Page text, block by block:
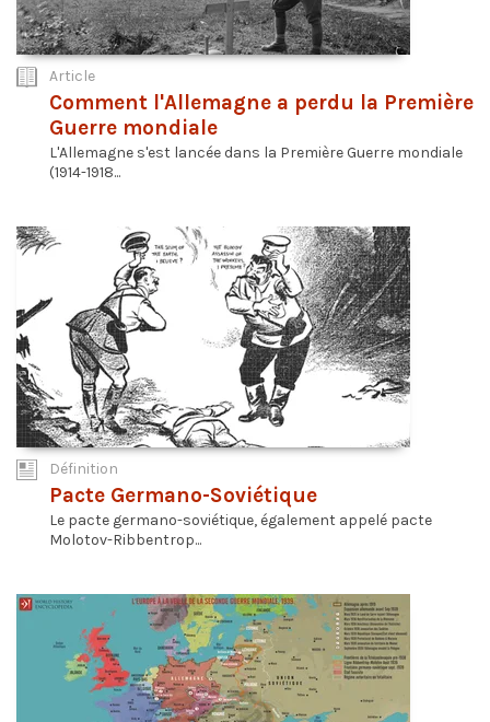
Article
Comment l'Allemagne a perdu la Première
Guerre mondiale
L'Allemagne s'est lancée dans la Première Guerre mondiale
(1914-1918...
Définition
Pacte Germano-Soviétique
Le pacte germano-soviétique, également appelé pacte
Molotov-Ribbentrop...